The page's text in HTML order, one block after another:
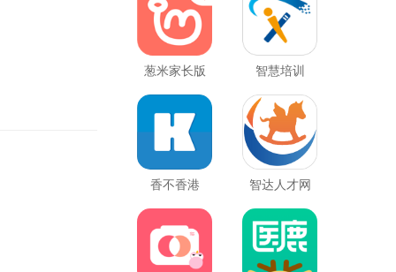
葱米家长版 智慧培训
香不香港 智达人才网